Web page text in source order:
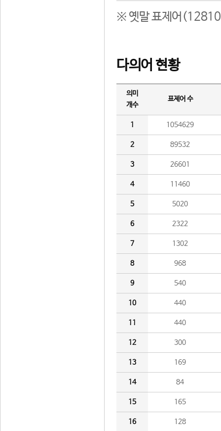
※ 옛말 표제어(12810
다의어 현황
의미
개수
표제어 수
1 1054629
2 89532
3 26601
4 11460
5 5020
6 2322
7 1302
8 968
9 540
10 440
11 440
12 300
13 169
14 84
15 165
16 128